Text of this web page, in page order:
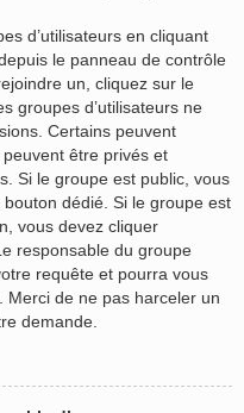
d’utilisateurs en cliquant
le panneau de contrôle
un, cliquez sur le
groupes d’utilisateurs ne
Certains peuvent
être privés et
Si le groupe est public, vous
dédié. Si le groupe est
vous devez cliquer
responsable du groupe
requête et pourra vous
de ne pas harceler un
demande.